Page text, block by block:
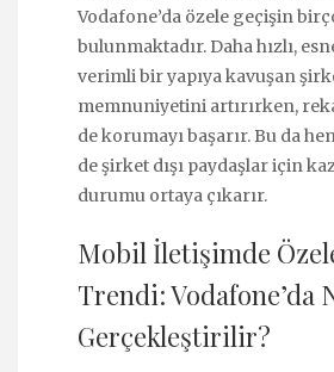
Vodafone’da özele geçişin
bulunmaktadır. Daha hızlı,
verimli bir yapıya kavuşan
memnuniyetini artırırken,
de korumayı başarır. Bu da
de şirket dışı paydaşlar için
durumu ortaya çıkarır.
Mobil İletişimde
Trendi: Vodafone’da
Gerçekleştirilir?